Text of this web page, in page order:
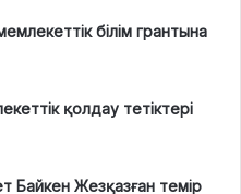
білім грантына
қолдау тетіктері
Байкен Жезқазған темір